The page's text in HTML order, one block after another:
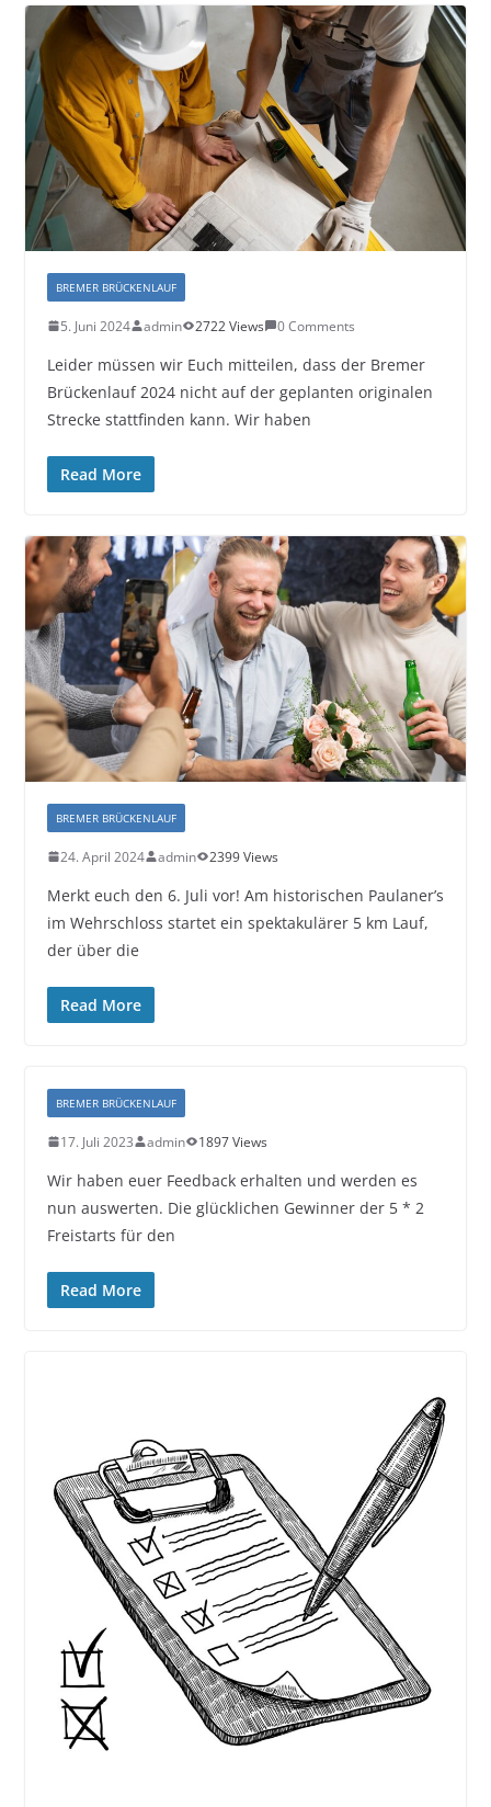
BREMER BRÜCKENLAUF
5. Juni 2024 admin 2722 Views 0 Comments
Leider müssen wir Euch mitteilen, dass der Bremer
Brückenlauf 2024 nicht auf der geplanten originalen
Strecke stattfinden kann. Wir haben
Read More
BREMER BRÜCKENLAUF
24. April 2024 admin 2399 Views
Merkt euch den 6. Juli vor! Am historischen Paulaner’s
im Wehrschloss startet ein spektakulärer 5 km Lauf,
der über die
Read More
BREMER BRÜCKENLAUF
17. Juli 2023 admin 1897 Views
Wir haben euer Feedback erhalten und werden es
nun auswerten. Die glücklichen Gewinner der 5 * 2
Freistarts für den
Read More